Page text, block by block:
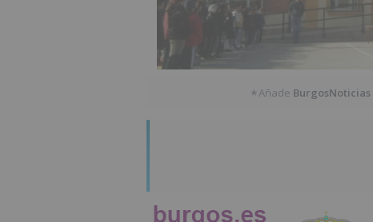
★Añade BurgosNoticias